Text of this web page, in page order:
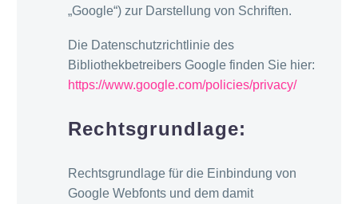
„Google“) zur Darstellung von Schriften.
Die Datenschutzrichtlinie des
Bibliothekbetreibers Google finden Sie hier:
https://www.google.com/policies/privacy/
Rechtsgrundlage:
Rechtsgrundlage für die Einbindung von
Google Webfonts und dem damit